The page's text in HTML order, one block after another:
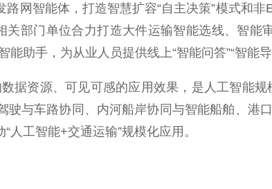
网智能体，打造智慧扩容“自主决策”模式和非
关部门单位合力打造大件运输智能选线、智
助手，为从业人员提供线上“智能问答”“智能导
资源、可见可感的应用效果，是人工智能规
与车路协同、内河船岸协同与智能船舶、港
工智能+交通运输”规模化应用。